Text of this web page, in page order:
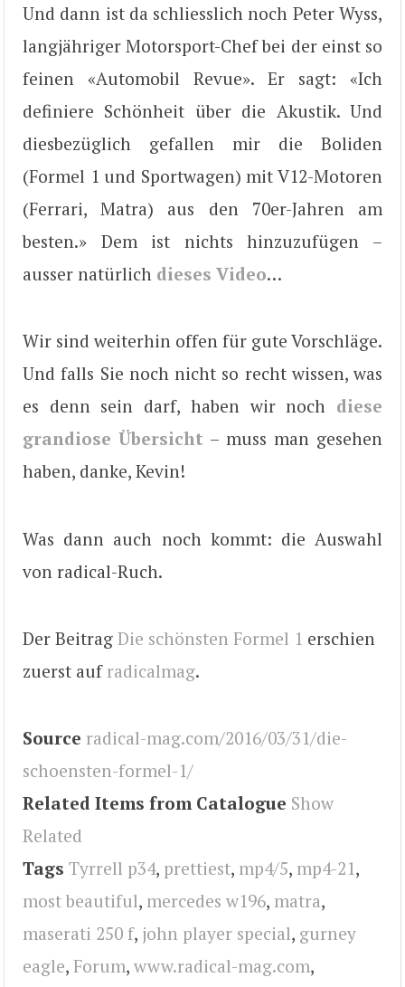
Und dann ist da schliesslich noch Peter Wyss,
langjähriger Motorsport-Chef bei der einst so
feinen «Automobil Revue». Er sagt: «Ich
definiere Schönheit über die Akustik. Und
diesbezüglich gefallen mir die Boliden
(Formel 1 und Sportwagen) mit V12-Motoren
(Ferrari, Matra) aus den 70er-Jahren am
besten.» Dem ist nichts hinzuzufügen –
ausser natürlich dieses Video…
Wir sind weiterhin offen für gute Vorschläge.
Und falls Sie noch nicht so recht wissen, was
es denn sein darf, haben wir noch diese
grandiose Übersicht – muss man gesehen
haben, danke, Kevin!
Was dann auch noch kommt: die Auswahl
von radical-Ruch.
Der Beitrag Die schönsten Formel 1 erschien
zuerst auf radicalmag.
Source radical-mag.com/2016/03/31/die-
schoensten-formel-1/
Related Items from Catalogue Show
Related
Tags Tyrrell p34, prettiest, mp4/5, mp4-21,
most beautiful, mercedes w196, matra,
maserati 250 f, john player special, gurney
eagle, Forum, www.radical-mag.com,